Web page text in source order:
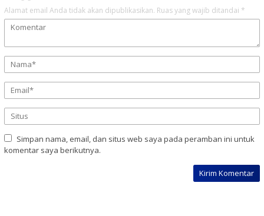
Alamat email Anda tidak akan dipublikasikan. Ruas yang wajib ditandai *
Simpan nama, email, dan situs web saya pada peramban ini untuk
komentar saya berikutnya.